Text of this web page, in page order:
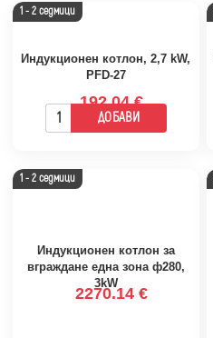
1 - 2 седмици
Индукционен котлон, 2,7 kW,
PFD-27
192.04 €
ДОБАВИ
1 - 2 седмици
Индукционен котлон за
вграждане една зона ф280,
3kW
2270.14 €